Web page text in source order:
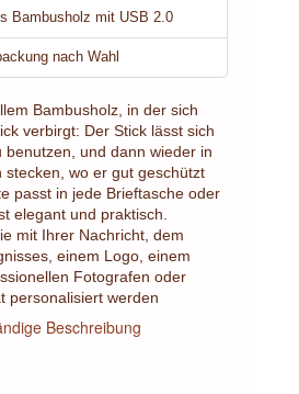
Bambusholz mit USB 2.0
nach Wahl
Bambusholz, in der sich
verbirgt: Der Stick lässt sich
benutzen, und dann wieder in
stecken, wo er gut geschützt
passt in jede Brieftasche oder
elegant und praktisch.
mit Ihrer Nachricht, dem
einem Logo, einem
Fotografen oder
personalisiert werden
Beschreibung